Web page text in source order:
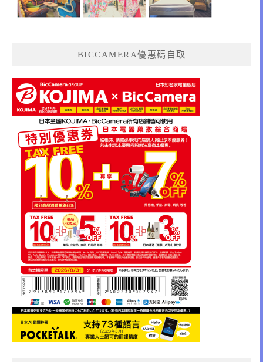
BICCAMERA優惠碼自取